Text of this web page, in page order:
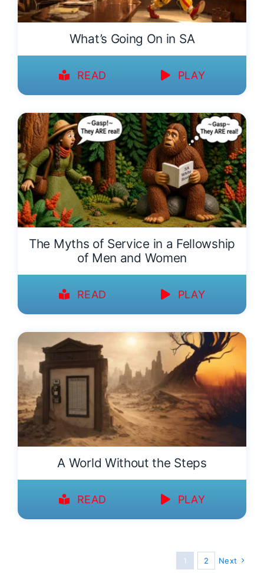
What’s Going On in SA
READ PLAY
The Myths of Service in a Fellowship
of Men and Women
READ PLAY
A World Without the Steps
READ PLAY
1 2 Next